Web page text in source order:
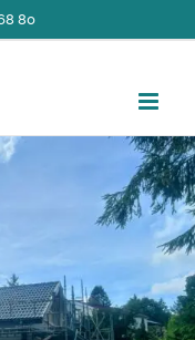
80